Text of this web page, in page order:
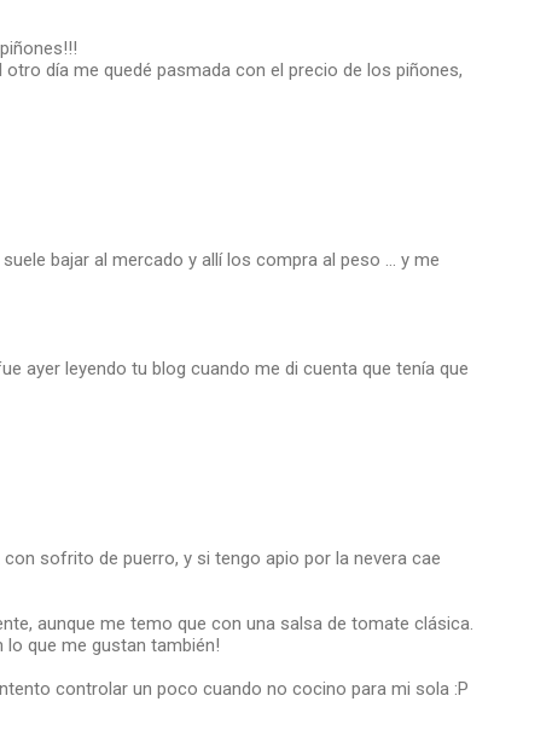
día me quedé pasmada con el precio de los piñones,
bajar al mercado y allí los compra al peso ... y me
ayer leyendo tu blog cuando me di cuenta que tenía que
sofrito de puerro, y si tengo apio por la nevera cae
aunque me temo que con una salsa de tomate clásica.
lo que me gustan también!
controlar un poco cuando no cocino para mi sola :P